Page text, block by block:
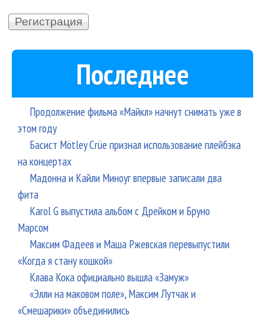
Последнее
Продолжение фильма «Майкл» начнут снимать уже в
этом году
Басист Mötley Crüe признал использование плейбэка
на концертах
Мадонна и Кайли Миноуг впервые записали два
фита
Karol G выпустила альбом с Дрейком и Бруно
Марсом
Максим Фадеев и Маша Ржевская перевыпустили
«Когда я стану кошкой»
Клава Кока официально вышла «Замуж»
«Элли на маковом поле», Максим Лутчак и
«Смешарики» объединились